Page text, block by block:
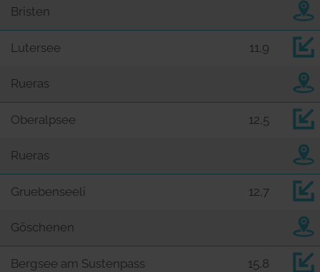
Bristen
Lutersee 11,9
Rueras
Oberalpsee 12,5
Rueras
Gruebenseeli 12,7
Göschenen
Bergsee am Sustenpass 15,8